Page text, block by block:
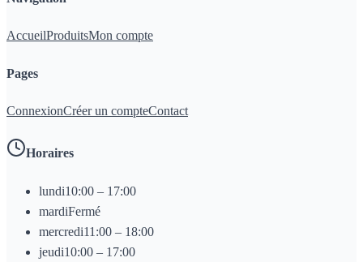
AccueilProduitsMon compte
Pages
ConnexionCréer un compteContact
Horaires
lundi10:00 – 17:00
mardiFermé
mercredi11:00 – 18:00
jeudi10:00 – 17:00